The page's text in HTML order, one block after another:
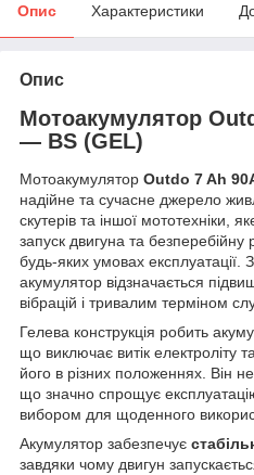
Опис Характеристики
Опис
Мотоакумулятор
— BS (GEL)
Мотоакумулятор Outdo 7 Ah
надійне та сучасне джерело
скутерів та іншої мототехніки,
запуск двигуна та
будь-яких умовах експлуатації.
акумулятор відзначається
вібрацій і тривалим терміном
Гелева конструкція робить
що виключає витік електроліту
його в різних положеннях. Він
що значно спрощує
вибором для щоденного
Акумулятор забезпечує
завдяки чому двигун